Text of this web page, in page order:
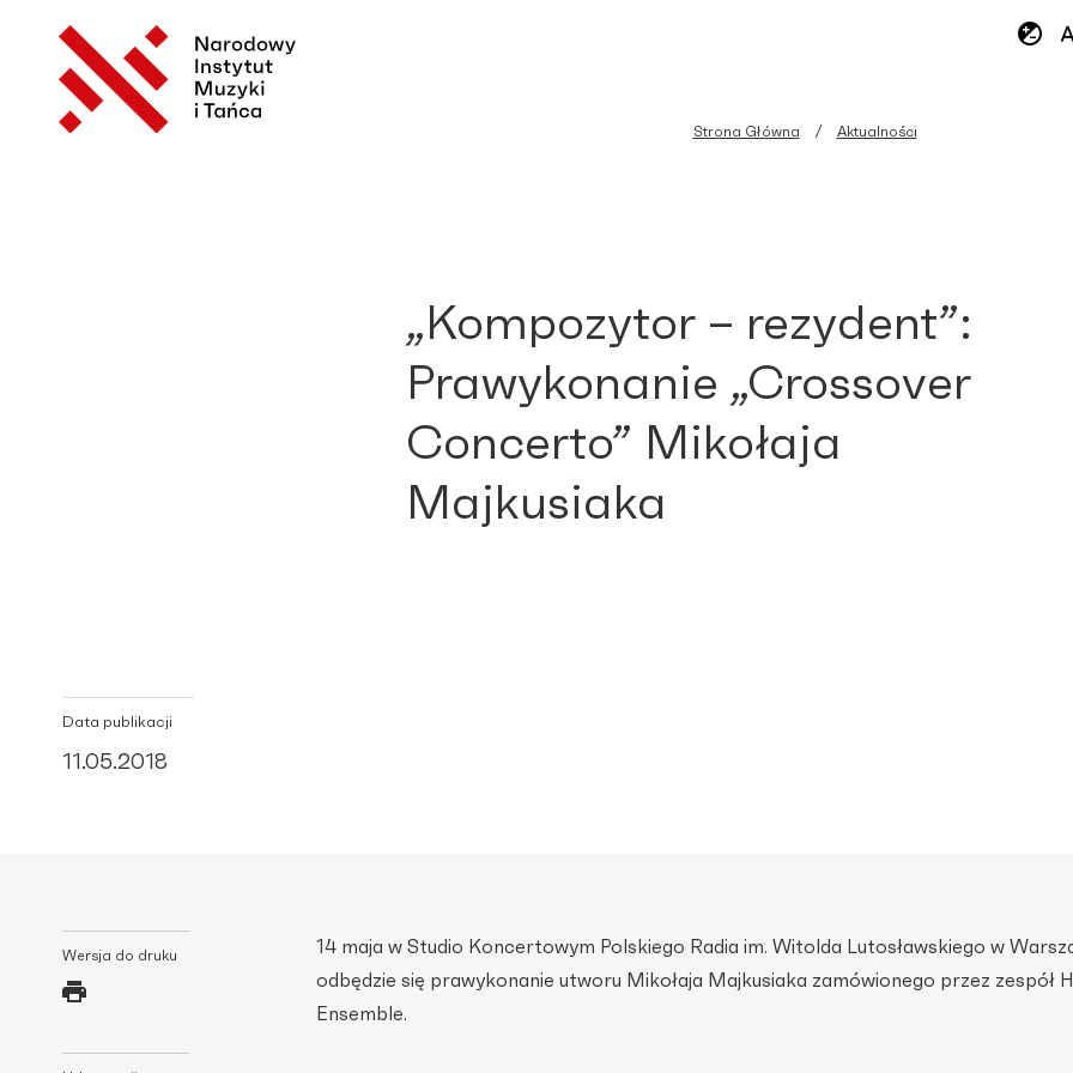
Strona Główna Aktualności
„Kompozytor – rezydent”:
Prawykonanie „Crossover
Concerto” Mikołaja
Majkusiaka
Data publikacji
11.05.2018
Wersja do druku
14 maja w Studio Koncertowym Polskiego Radia im. Witolda Lutosławskiego w
odbędzie się prawykonanie utworu Mikołaja Majkusiaka zamówionego przez zespół
Ensemble.